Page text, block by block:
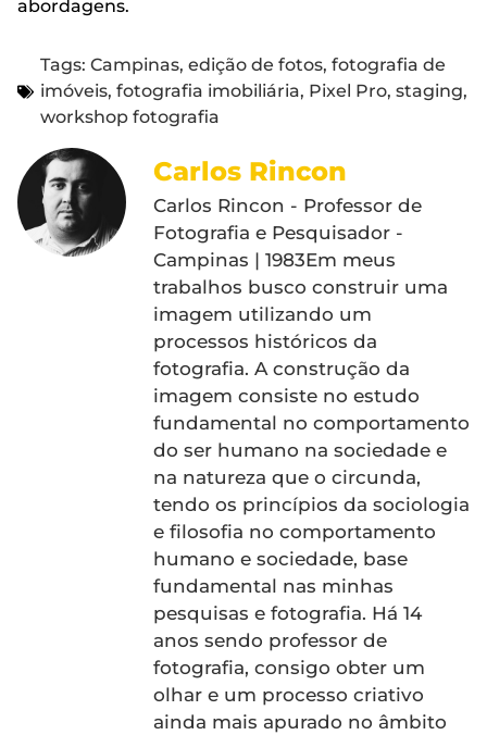
abordagens.
Tags: Campinas, edição de fotos, fotografia de
imóveis, fotografia imobiliária, Pixel Pro, staging,
workshop fotografia
Carlos Rincon
Carlos Rincon - Professor de
Fotografia e Pesquisador -
Campinas | 1983Em meus
trabalhos busco construir uma
imagem utilizando um
processos históricos da
fotografia. A construção da
imagem consiste no estudo
fundamental no comportamento
do ser humano na sociedade e
na natureza que o circunda,
tendo os princípios da sociologia
e filosofia no comportamento
humano e sociedade, base
fundamental nas minhas
pesquisas e fotografia. Há 14
anos sendo professor de
fotografia, consigo obter um
olhar e um processo criativo
ainda mais apurado no âmbito